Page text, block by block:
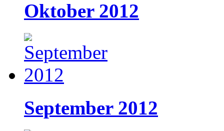
Oktober 2012
September 2012